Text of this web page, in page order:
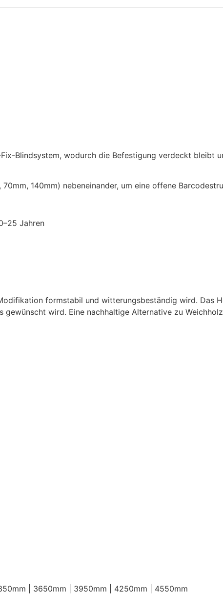
Blindsystem, wodurch die Befestigung verdeckt bleibt
140mm) nebeneinander, um eine offene
Jahren
formstabil und witterungsbeständig wird. Das
gewünscht wird. Eine nachhaltige Alternative zu
| 3650mm | 3950mm | 4250mm | 4550mm